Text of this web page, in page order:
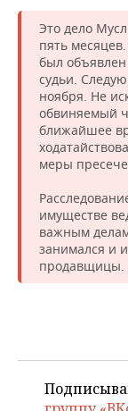
Это дело
пять
был
судьи.
ноября. Не
обвиняемый
ближайшее
меры
имуществе
важным
занимался и
продавщицы.